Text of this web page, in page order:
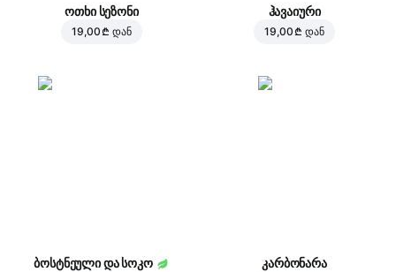
ოთხი სეზონი
19,00 ₾ დან
ჰავაიური
19,00 ₾ დან
ბოსტნეული და სოკო კარბონარა